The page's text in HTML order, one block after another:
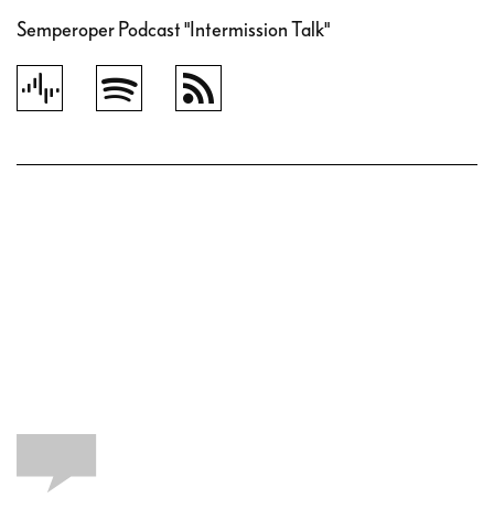
Semperoper Podcast "Intermission Talk"